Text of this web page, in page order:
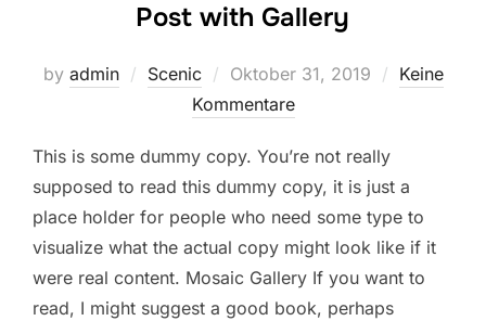
Post with Gallery
by admin Scenic
Veröffentlicht
am
Oktober 31, 2019
Keine
Kommentare
This is some dummy copy. You’re not really
supposed to read this dummy copy, it is just a
place holder for people who need some type to
visualize what the actual copy might look like if it
were real content. Mosaic Gallery If you want to
read, I might suggest a good book, perhaps